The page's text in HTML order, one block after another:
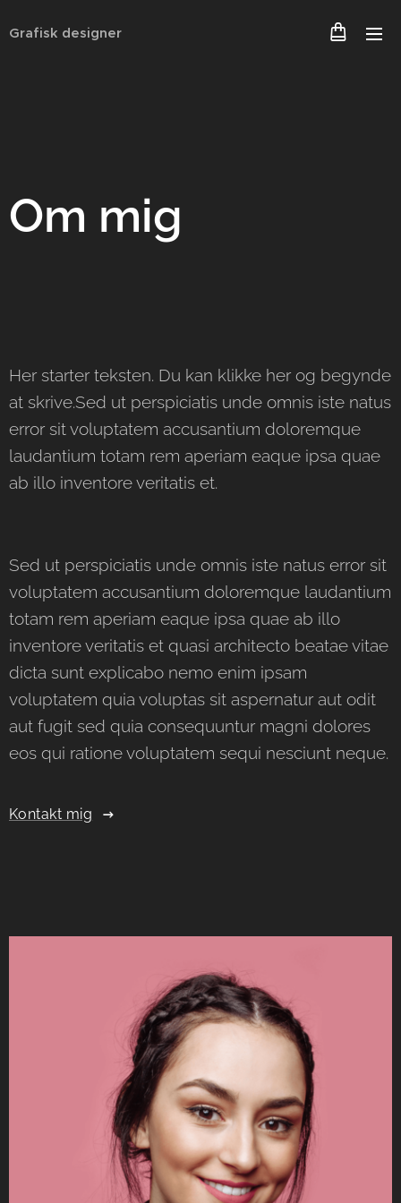
Grafisk designer
Om mig
Her starter teksten. Du kan klikke her og begynde
at skrive.Sed ut perspiciatis unde omnis iste natus
error sit voluptatem accusantium doloremque
laudantium totam rem aperiam eaque ipsa quae
ab illo inventore veritatis et.
Sed ut perspiciatis unde omnis iste natus error sit
voluptatem accusantium doloremque laudantium
totam rem aperiam eaque ipsa quae ab illo
inventore veritatis et quasi architecto beatae vitae
dicta sunt explicabo nemo enim ipsam
voluptatem quia voluptas sit aspernatur aut odit
aut fugit sed quia consequuntur magni dolores
eos qui ratione voluptatem sequi nesciunt neque.
Kontakt mig